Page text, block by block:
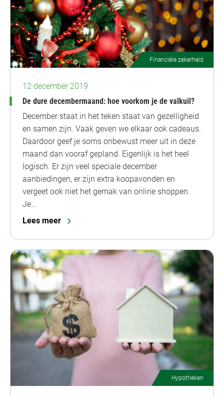
Financiële zekerheid
12 december 2019
De dure decembermaand: hoe voorkom je de valkuil?
December staat in het teken staat van gezelligheid
en samen zijn. Vaak geven we elkaar ook cadeaus.
Daardoor geef je soms onbewust meer uit in deze
maand dan vooraf gepland. Eigenlijk is het heel
logisch. Er zijn veel speciale december
aanbiedingen, er zijn extra koopavonden en
vergeet ook niet het gemak van online shoppen.
Je…
Lees meer
Hypotheken